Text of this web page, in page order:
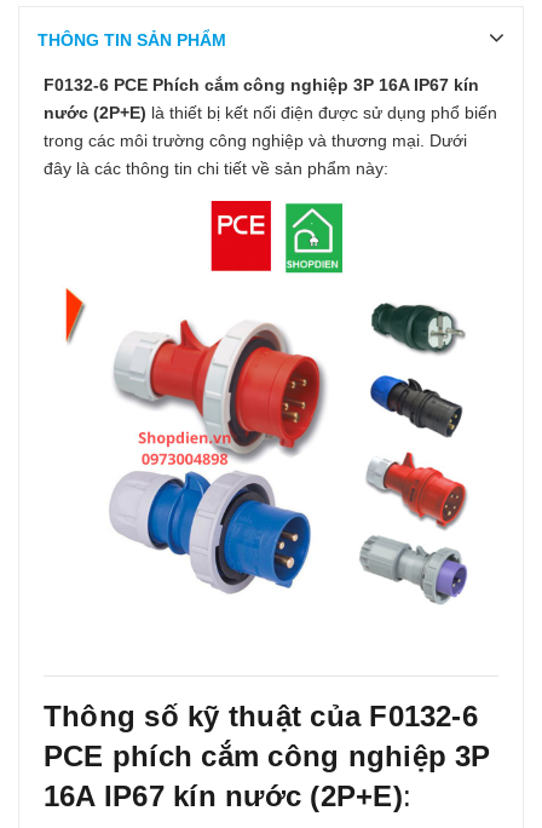
THÔNG TIN SẢN PHẨM
F0132-6 PCE Phích cắm công nghiệp 3P 16A IP67 kín
nước (2P+E) là thiết bị kết nối điện được sử dụng phổ biến
trong các môi trường công nghiệp và thương mại. Dưới
đây là các thông tin chi tiết về sản phẩm này:
Thông số kỹ thuật của F0132-6
PCE phích cắm công nghiệp 3P
16A IP67 kín nước (2P+E):